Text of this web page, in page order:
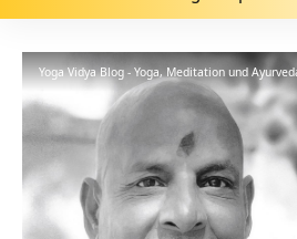
Yoga Vidya Blog - Yoga, Meditation und